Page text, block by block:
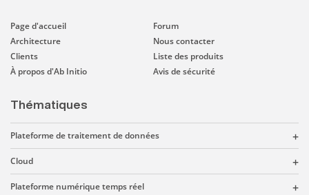
Page d'accueil
Architecture
Clients
À propos d'Ab Initio
Forum
Nous contacter
Liste des produits
Avis de sécurité
Thématiques
Plateforme de traitement de données
Cloud
Plateforme numérique temps réel